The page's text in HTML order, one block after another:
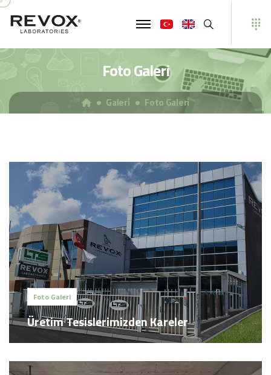
Ara
Foto Galeri
Galeri̇ Foto Galeri
Foto Galeri
Üretim Tesislerimizden Kareler